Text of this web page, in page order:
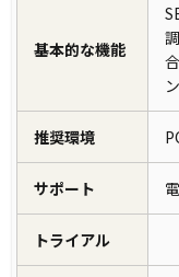
基本的な機能
推奨環境
サポート
トライアル